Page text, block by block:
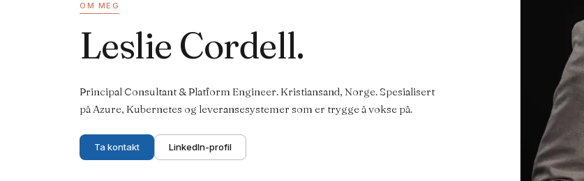
OM MEG
Leslie Cordell.
Principal Consultant & Platform Engineer. Kristiansand, Norge. Spesialisert
på Azure, Kubernetes og leveransesystemer som er trygge å vokse på.
Ta kontakt LinkedIn-profil